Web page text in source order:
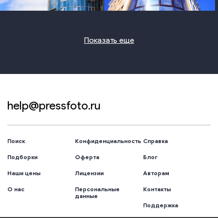
Показать еще
help@pressfoto.ru
Поиск
Подборки
Наши цены
О нас
Конфиденциальность
Оферта
Лицензии
Персональные
данные
Справка
Блог
Авторам
Контакты
Поддержка